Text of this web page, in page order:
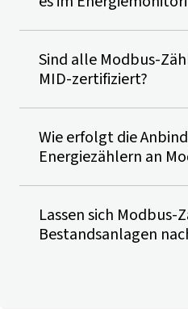
Sind alle Modbus-
MID-zertifiziert?
Wie erfolgt die
Energiezählern an
Lassen sich Modbus-
Bestandsanlagen